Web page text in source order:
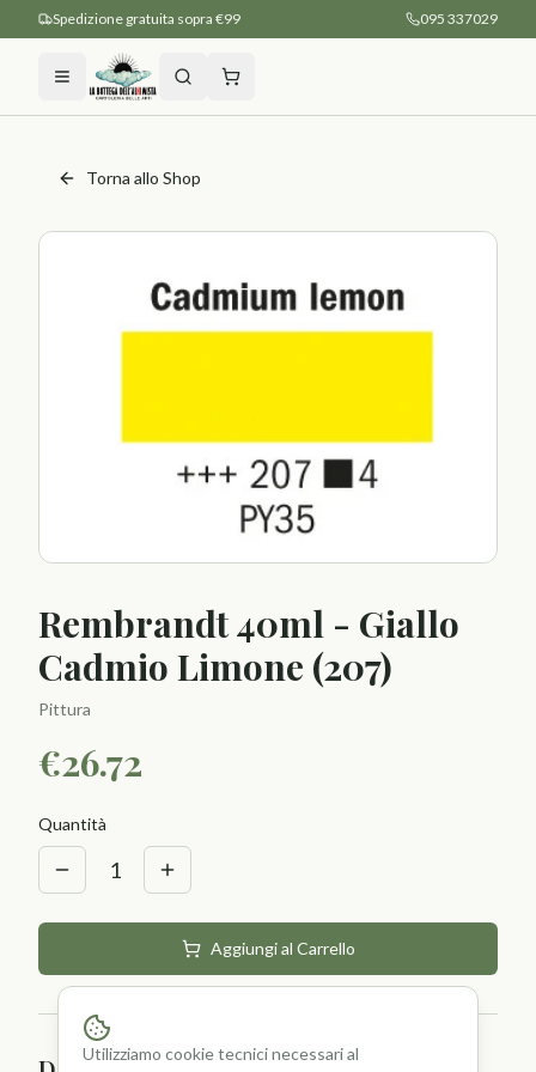
Spedizione gratuita sopra €99 095 337029
Torna allo Shop
Rembrandt 40ml - Giallo
Cadmio Limone (207)
Pittura
€26.72
Quantità
1
Aggiungi al Carrello
Utilizziamo cookie tecnici necessari al